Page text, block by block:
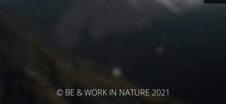
© BE & WORK IN NATURE 2021